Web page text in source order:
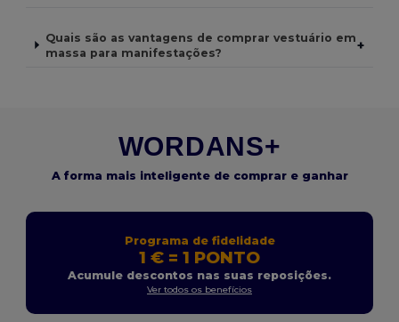
Quais são as vantagens de comprar vestuário em
massa para manifestações?
+
WORDANS+
A forma mais inteligente de comprar e ganhar
Programa de fidelidade
1 € = 1 PONTO
Acumule descontos nas suas reposições.
Ver todos os benefícios